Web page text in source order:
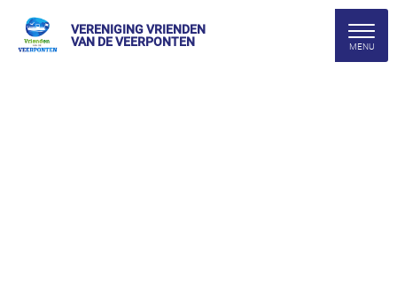
VERENIGING VRIENDEN
VAN DE VEERPONTEN